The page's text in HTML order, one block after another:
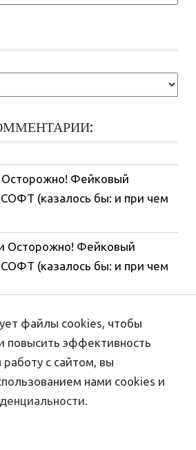
Осторожно! Фейковый
(казалось бы: и при чем
Осторожно! Фейковый
(казалось бы: и при чем
кинуло вас в ЧС
Как удалить свои комментарии
кинуло вас в ЧС
Entertainment Russia
файлы cookies, чтобы
повысить эффективность
с сайтом, вы
нами cookies и
.